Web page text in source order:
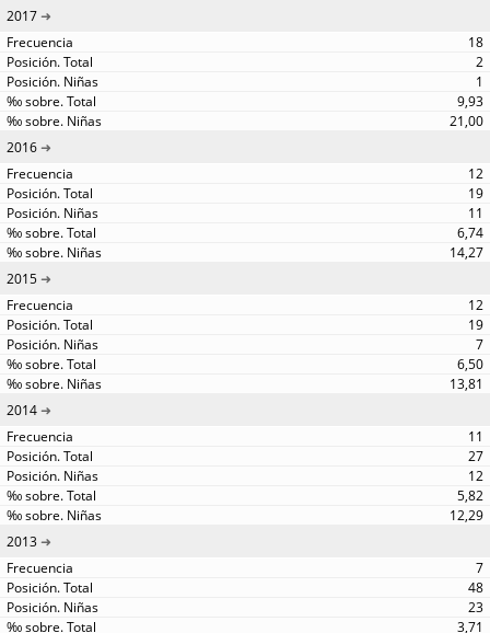
2017
18
2
1
9,93
21,00
2016
12
19
11
6,74
14,27
2015
12
19
7
6,50
13,81
2014
11
27
12
5,82
12,29
2013
7
48
23
3,71